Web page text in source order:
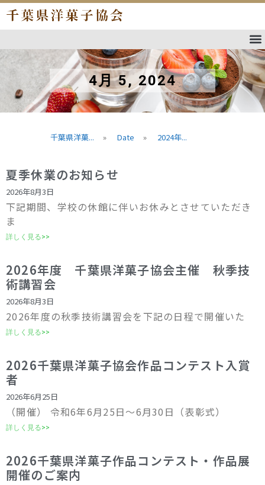
4月 5, 2024
千葉県洋菓... » Date » 2024年...
夏季休業のお知らせ
2026年8月3日
下記期間、学校の休館に伴いお休みとさせていただき
ま
詳しく見る>>
2026年度 千葉県洋菓子協会主催 秋季技
術講習会
2026年8月3日
2026年度の秋季技術講習会を下記の日程で開催いた
詳しく見る>>
2026千葉県洋菓子協会作品コンテスト入賞
者
2026年6月25日
（開催） 令和6年6月25日～6月30日（表彰式）
詳しく見る>>
2026千葉県洋菓子作品コンテスト・作品展
開催のご案内